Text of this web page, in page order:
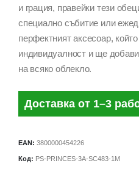
и грация, правейки тези
специално събитие или
перфектният аксесоар,
индивидуалност и ще
на всяко облекло.
Доставка от 1–3
EAN: 3800000454226
Код: PS-PRINCES-3A-SC483-1M